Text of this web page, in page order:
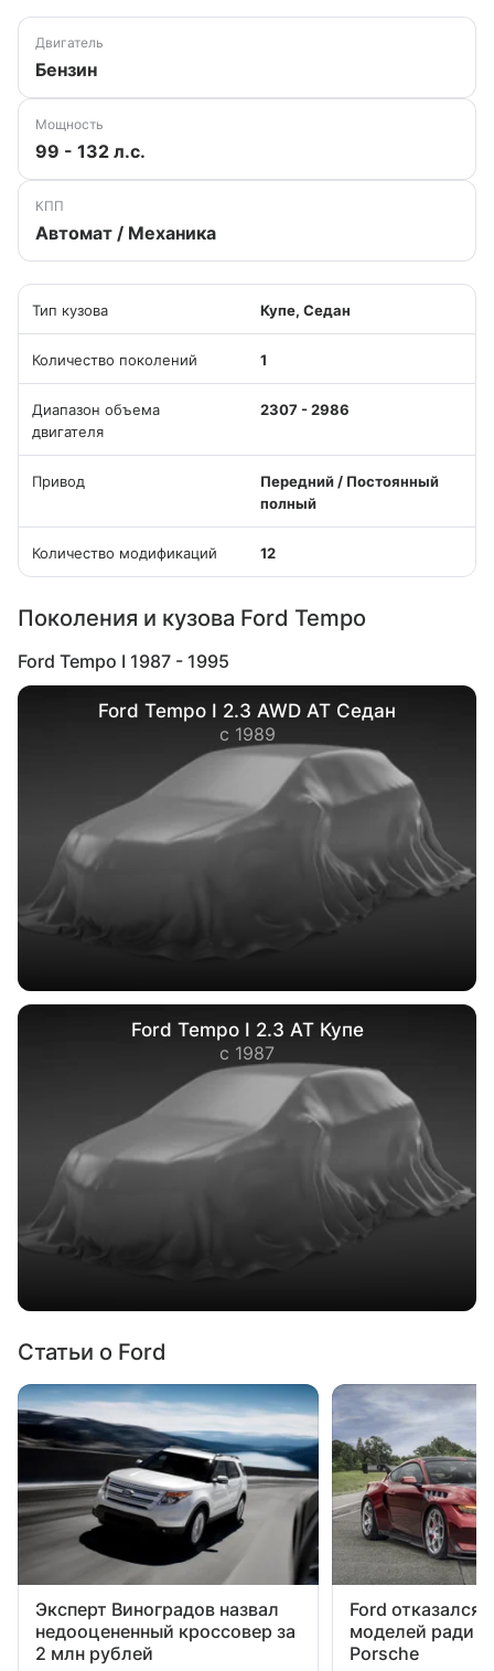
Двигатель
Бензин
Мощность
99 - 132 л.с.
КПП
Автомат / Механика
Тип кузова Купе, Седан
Количество поколений 1
Диапазон объема
двигателя
2307 - 2986
Привод
Передний / Постоянный
полный
Количество модификаций 12
Поколения и кузова Ford Tempo
Ford Tempo I 1987 - 1995
Ford Tempo I 2.3 AWD AT Седан
с 1989
Ford Tempo I 2.3 AT Купе
с 1987
Статьи о Ford
Эксперт Виноградов назвал
недооцененный кроссовер за
2 млн рублей
Ford отказался
моделей ради
Porsche